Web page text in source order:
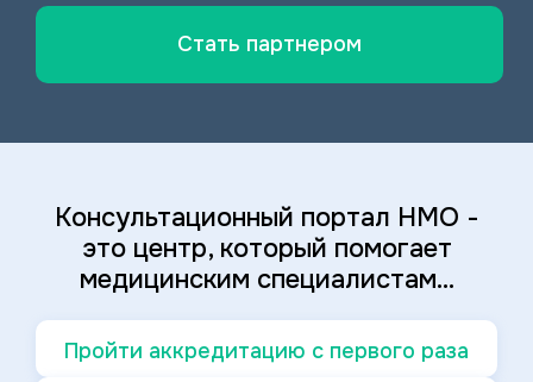
Стать партнером
Консультационный портал НМО -
это центр, который помогает
медицинским специалистам...
Пройти аккредитацию с первого раза